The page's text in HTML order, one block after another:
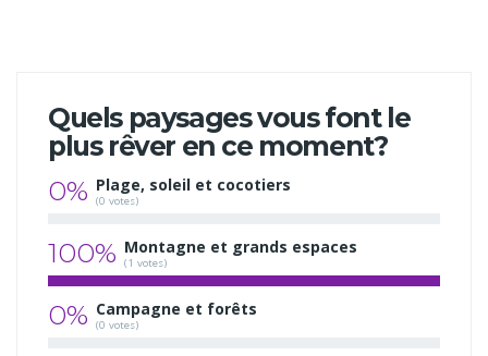
Quels paysages vous font le
plus rêver en ce moment?
0% Plage, soleil et cocotiers
(0 votes)
100% Montagne et grands espaces
(1 votes)
0% Campagne et forêts
(0 votes)